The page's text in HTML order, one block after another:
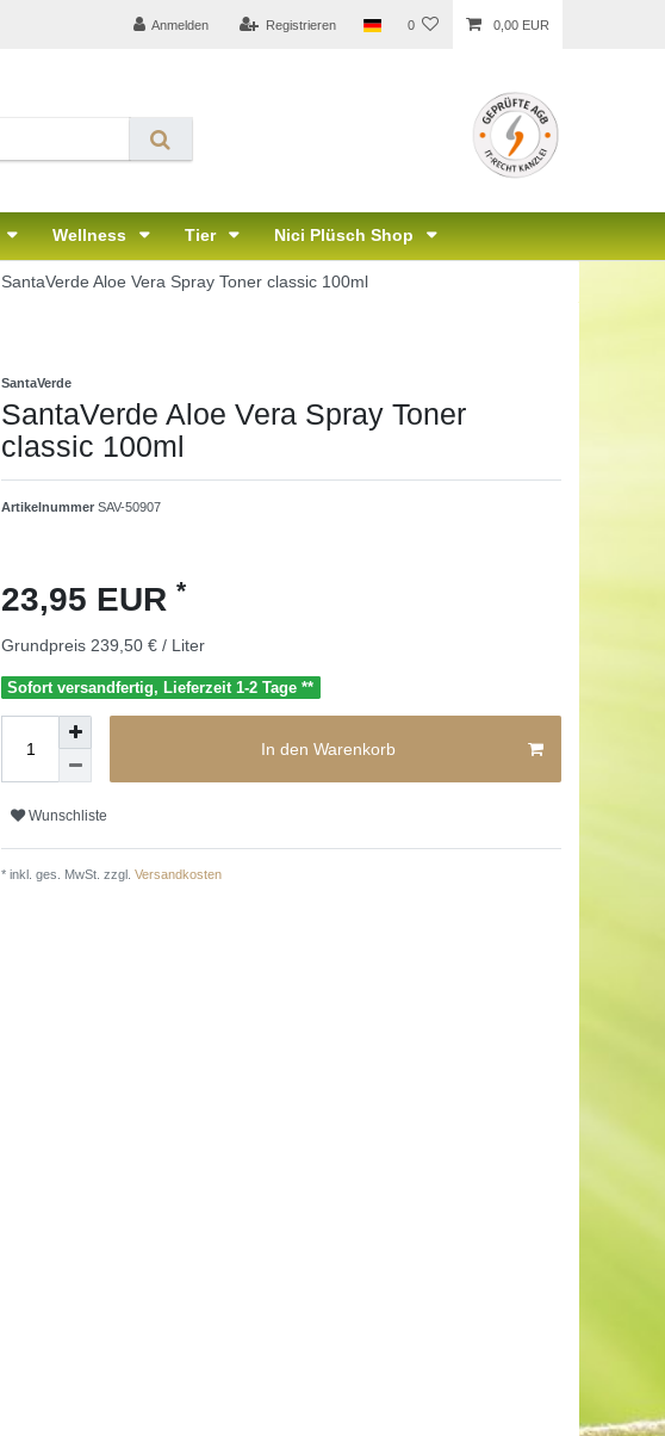
Anmelden Registrieren 0 0,00 EUR
Wellness Tier Nici Plüsch Shop
SantaVerde Aloe Vera Spray Toner classic 100ml
SantaVerde
SantaVerde Aloe Vera Spray Toner
classic 100ml
Artikelnummer SAV-50907
23,95 EUR *
Grundpreis 239,50 € / Liter
Sofort versandfertig, Lieferzeit 1-2 Tage **
In den Warenkorb
Wunschliste
* inkl. ges. MwSt. zzgl. Versandkosten